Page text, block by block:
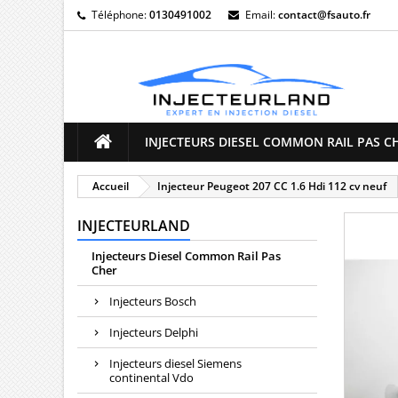
Téléphone:0130491002 Email:contact@fsauto.fr
INJECTEURS DIESEL COMMON RAIL PAS
Accueil Injecteur Peugeot 207 CC 1.6 Hdi 112 cv neuf
INJECTEURLAND
Injecteurs Diesel Common Rail Pas
Cher
Injecteurs Bosch
Injecteurs Delphi
Injecteurs diesel Siemens
continental Vdo